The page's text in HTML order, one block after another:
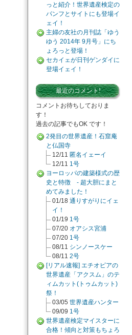
っと紹介！世界遺産検定の
パンフとサイトにも登場イ
ェイ！
主婦の友社の月刊誌「ゆう
ゆう 2014年 9月号」にち
ょろっと登場！
セカイェが日刊ゲンダイに
登場イェイ！
最近のコメント!
コメントお待ちしておりま
す！
過去の記事でもOK です！
2発目の世界遺産！石窟庵
と仏国寺
12/11 匿名イェーイ
12/11 1号
ヨーロッパの建築様式の歴
史と特徴 - 超大胆にまと
めてみました！
01/18 通りすがりにイェ
イ！
01/19 1号
07/20 オアシス宮浦
07/20 1号
08/11 シンノースケー
08/11 2号
[リアル速報] エチオピアの
世界遺産「アクスム」のテ
ィムカット(トゥムカット)
祭！
03/05 世界遺産ハンター
09/09 1号
世界遺産検定マイスターに
合格！傾向と対策もちょろ